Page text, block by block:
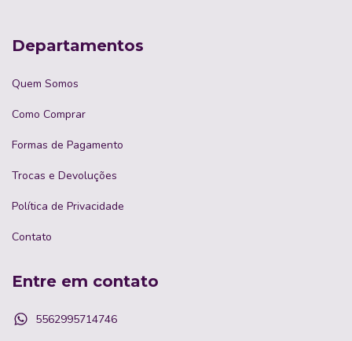
Departamentos
Quem Somos
Como Comprar
Formas de Pagamento
Trocas e Devoluções
Política de Privacidade
Contato
Entre em contato
5562995714746